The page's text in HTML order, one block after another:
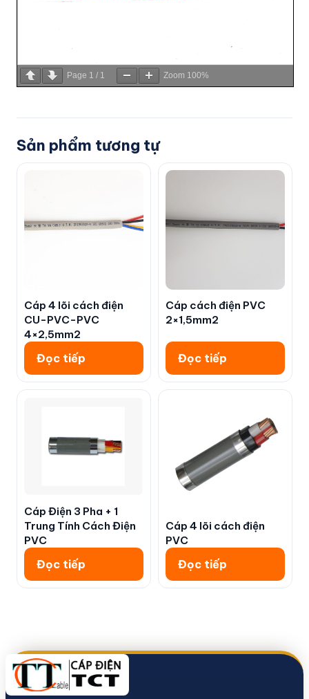
Page 1 / 1 Zoom 100%
Sản phẩm tương tự
Cáp 4 lõi cách điện
CU-PVC-PVC
4×2,5mm2
Đọc tiếp
Cáp cách điện PVC
2×1,5mm2
Đọc tiếp
Cáp Điện 3 Pha + 1
Trung Tính Cách Điện
PVC
Đọc tiếp
Cáp 4 lõi cách điện
PVC
Đọc tiếp